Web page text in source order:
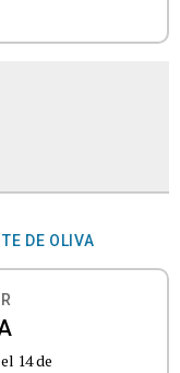
DE OLIVA
14 de